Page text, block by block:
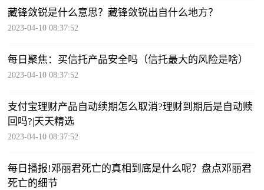
藏锋敛锐是什么意思？藏锋敛锐出自什么地方？
2023-04-10 08:37:52
每日聚焦：买信托产品安全吗（信托最大的风险是啥）
2023-04-10 08:37:52
支付宝理财产品自动续期怎么取消?理财到期后是自动赎
回吗?|天天精选
2023-04-10 08:37:52
每日播报!邓丽君死亡的真相到底是什么呢？盘点邓丽君
死亡的细节